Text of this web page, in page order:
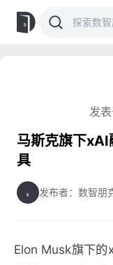
发
马斯克旗下
具
发布者：数智朋
Elon Musk旗下的